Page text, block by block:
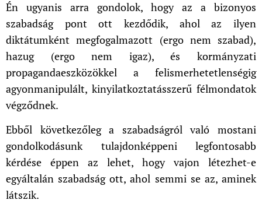
Én ugyanis arra gondolok, hogy az a bizonyos
szabadság pont ott kezdődik, ahol az ilyen
diktátumként megfogalmazott (ergo nem szabad),
hazug (ergo nem igaz), és kormányzati
propagandaeszközökkel a felismerhetetlenségig
agyonmanipulált, kinyilatkoztatásszerű félmondatok
végződnek.
Ebből következőleg a szabadságról való mostani
gondolkodásunk tulajdonképpeni legfontosabb
kérdése éppen az lehet, hogy vajon létezhet-e
egyáltalán szabadság ott, ahol semmi se az, aminek
látszik.